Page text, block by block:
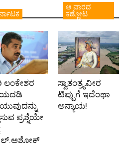
ಪ್ರಶ್ನೆಯೇ
ಆ ವಾರದ
ಕಣ್ಣೋಟ
ಸ್ವಾತಂತ್ರ್ಯವೀರ
ಟಿಪ್ಪುಗೆ ಇದೆಂಥಾ
ಅನ್ಯಾಯ!